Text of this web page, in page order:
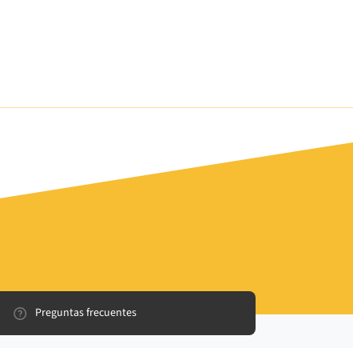
Preguntas frecuentes